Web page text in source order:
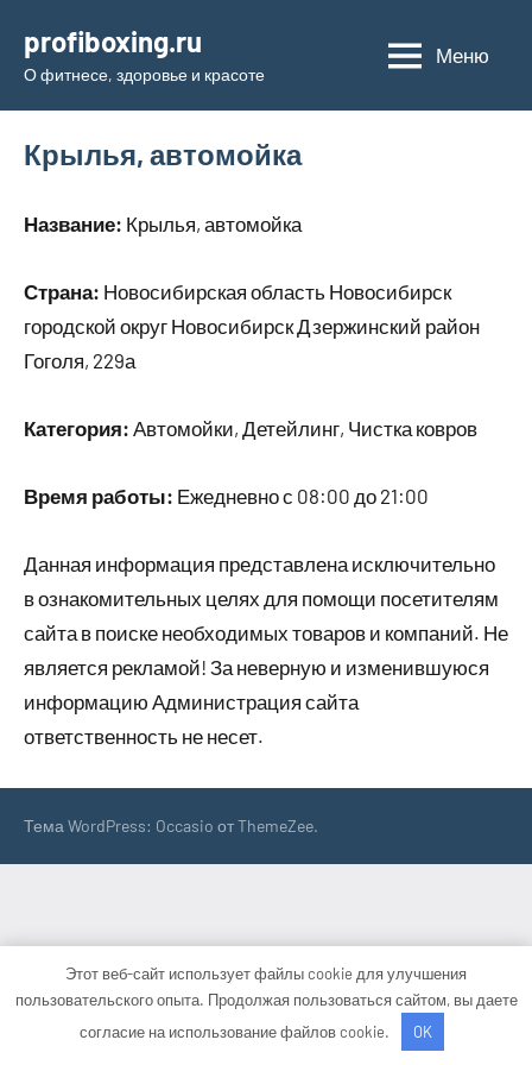
содержимому
profiboxing.ru
О фитнесе, здоровье и красоте
Меню
Крылья, автомойка
Название: Крылья, автомойка
Страна: Новосибирская область Новосибирск
городской округ Новосибирск Дзержинский район
Гоголя, 229а
Категория: Автомойки, Детейлинг, Чистка ковров
Время работы: Ежедневно с 08:00 до 21:00
Данная информация представлена исключительно
в ознакомительных целях для помощи посетителям
сайта в поиске необходимых товаров и компаний. Не
является рекламой! За неверную и изменившуюся
информацию Администрация сайта
ответственность не несет.
Тема WordPress: Occasio от ThemeZee.
Этот веб-сайт использует файлы cookie для улучшения
пользовательского опыта. Продолжая пользоваться сайтом, вы даете
согласие на использование файлов cookie.
OK